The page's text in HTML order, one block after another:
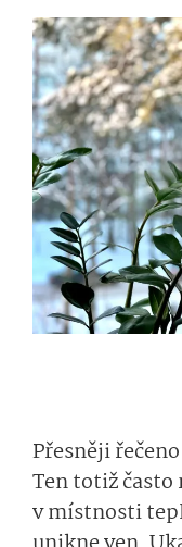
Přesněji řečeno
Ten totiž často
v místnosti